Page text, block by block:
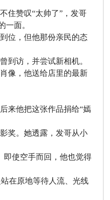
住赞叹“太帅了”，发哥
一面。
位，但他那份亲民的态
到访，并尝试新相机。
像，他送给店里的最新
来他把这张作品捐给“嫣
奖。她透露，发哥从小
即使空手而回，他也觉得
在原地等待人流、光线